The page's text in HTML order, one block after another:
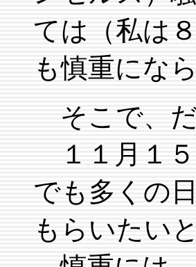
ては（私は
も慎重にな
そこで、だ
１１月１５
でも多くの
もらいたい